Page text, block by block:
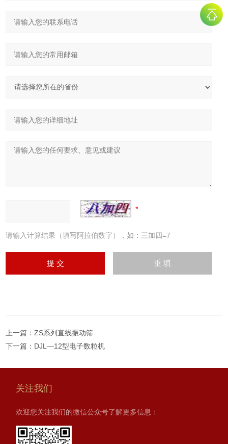
请输入计算结果（填写阿拉伯数字），如：三加四=7
上一篇：ZS系列直线振动筛
下一篇： DJL—12型电子数粒机
关注我们
欢迎您关注我们的微信公众号了解更多信息：